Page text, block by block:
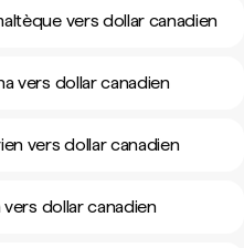
vers dollar canadien
vers dollar canadien
vers dollar canadien
vers dollar canadien